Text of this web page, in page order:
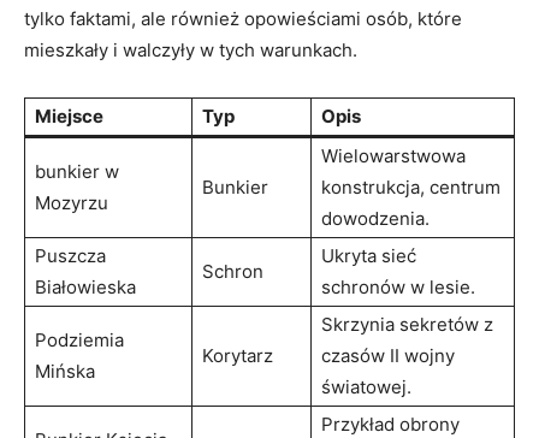
tylko faktami, ale również opowieściami osób, które
mieszkały i walczyły w ⁤tych warunkach.
Miejsce Typ Opis
bunkier⁢ w
Mozyrzu
Bunkier
Wielowarstwowa
⁣konstrukcja, centrum
dowodzenia.
Puszcza
Białowieska
Schron
Ukryta sieć
schronów w lesie.
Podziemia
Mińska
Korytarz
Skrzynia sekretów z ​
czasów⁣ II wojny
światowej.
Przykład obrony